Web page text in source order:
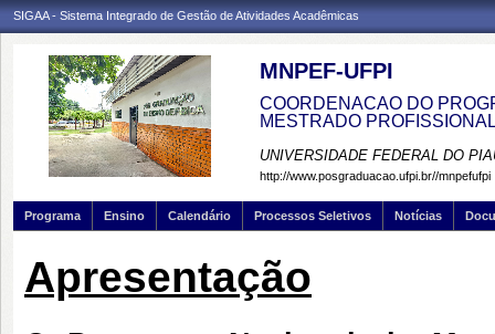
SIGAA - Sistema Integrado de Gestão de Atividades Acadêmicas
MNPEF-UFPI
COORDENACAO DO
MESTRADO
UNIVERSIDADE FEDERAL DO
http://www.posgraduacao.ufpi.br//mnpefufpi
Programa Ensino Calendário Processos Seletivos Notícias
Apresentação